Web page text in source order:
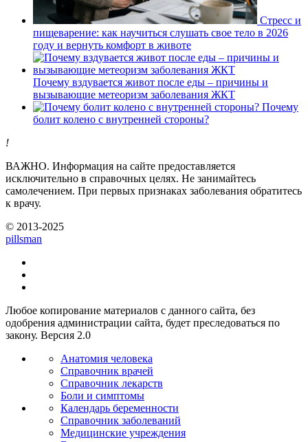
Стресс и
пищеварение: как научиться слушать свое тело в 2026
году и вернуть комфорт в животе
Почему вздувается живот после еды – причины и
вызывающие метеоризм заболевания ЖКТ
Почему
болит колено с внутренней стороны?
!
ВАЖНО. Информация на сайте предоставляется
исключительно в справочных целях. Не занимайтесь
самолечением. При первых признаках заболевания обратитесь
к врачу.
© 2013-2025
pillsman
Любое копирование материалов с данного сайта, без
одобрения администрации сайта, будет преследоваться по
закону. Версия 2.0
Анатомия человека
Справочник врачей
Справочник лекарств
Боли и симптомы
Календарь беременности
Справочник заболеваний
Медицинские учреждения